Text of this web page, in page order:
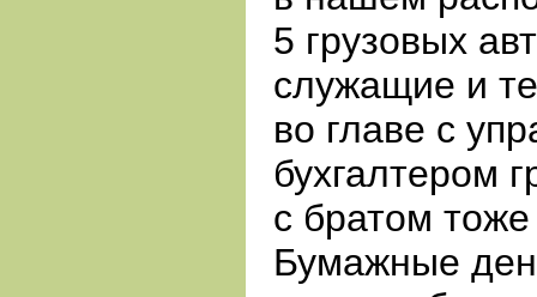
5 грузовых
служащие и
во главе с
бухгалтером
с братом
Бумажные